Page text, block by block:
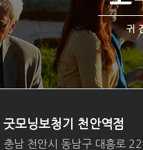
굿모닝보청기 천안역점
충남 천안시 동남구 대흥로